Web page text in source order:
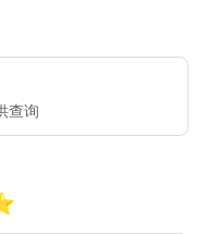
查询